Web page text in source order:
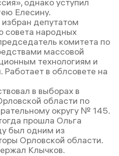
Елесину.
депутатом
совета народных
комитета по
массовой
технологиям и
в облсовете на
в выборах в
области по
округу № 145.
прошла Ольга
был одним из
Орловской области.
Клычков.